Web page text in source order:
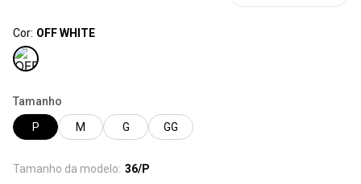
Cor: OFF WHITE
Tamanho
P
M G GG
Tamanho da modelo: 36/P